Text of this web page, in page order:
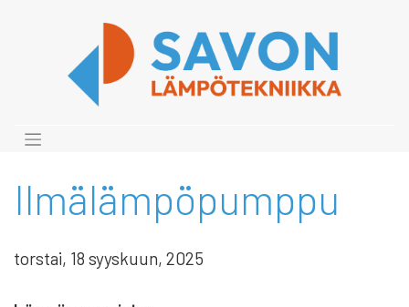
Ilmälämpöpumppu
torstai, 18 syyskuun, 2025